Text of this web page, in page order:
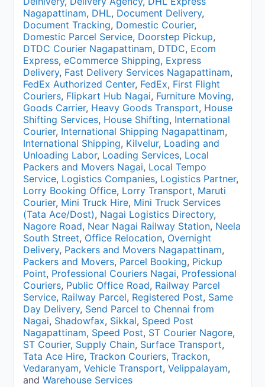
Nagapattinam, DHL, Document Delivery,
Document Tracking, Domestic Courier,
Domestic Parcel Service, Doorstep Pickup,
DTDC Courier Nagapattinam, DTDC, Ecom
Express,eCommerce Shipping, Express
Delivery, Fast Delivery Services Nagapattinam,
FedEx Authorized Center, FedEx, First Flight
Couriers, Flipkart Hub Nagai, Furniture Moving,
Goods Carrier, Heavy Goods Transport, House
Shifting Services, House Shifting, International
Courier, International Shipping Nagapattinam,
International Shipping, Kilvelur, Loading and
Unloading Labor, Loading Services, Local
Packers and Movers Nagai, Local Tempo
Service, Logistics Companies, Logistics Partner,
Lorry Booking Office, Lorry Transport, Maruti
Courier, Mini Truck Hire, Mini Truck Services
(Tata Ace/Dost), Nagai Logistics Directory,
Nagore Road, Near Nagai Railway Station, Neela
South Street, Office Relocation, Overnight
Delivery, Packers and Movers Nagapattinam,
Packers and Movers, Parcel Booking, Pickup
Point, Professional Couriers Nagai, Professional
Couriers, Public Office Road, Railway Parcel
Service, Railway Parcel, Registered Post, Same
Day Delivery, Send Parcel to Chennai from
Nagai, Shadowfax, Sikkal, Speed Post
Nagapattinam, Speed Post, ST Courier Nagore,
ST Courier, Supply Chain, Surface Transport,
Tata Ace Hire,Trackon Couriers,Trackon,
Vedaranyam,Vehicle Transport,Velippalayam,
andWarehouse Services